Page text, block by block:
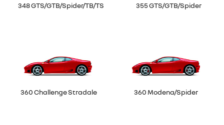
348 GTS/GTB/Spider/TB/TS 355 GTS/GTB/Spider
360 Challenge Stradale 360 Modena/Spider